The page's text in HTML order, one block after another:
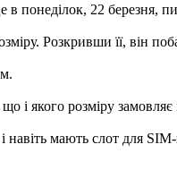
в понеділок, 22 березня,
Розкривши її, він
і якого розміру
навіть мають слот для